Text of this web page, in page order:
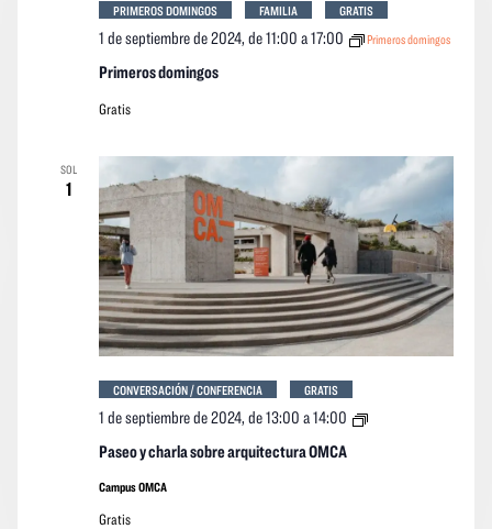
Primeros domingos
1 de septiembre de 2024, de 11:00 a17:00 Primeros domingos
PRIMEROS DOMINGOS FAMILIA GRATIS
Gratis
SOL
1
Paseo y charla sobre arquitectura OMCA
1 de septiembre de 2024, de 13:00 a14:00
Paseo
CONVERSACIÓN / CONFERENCIA GRATIS
Campus OMCA
Gratis